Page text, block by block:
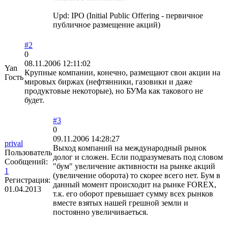
Upd: IPO (Initial Public Offering - первичное
публичное размещение акций)
Yan
Гость
#2
0
08.11.2006 12:11:02
Крупные компании, конечно, размещают свои акции на
мировых биржах (нефтянники, газовики и даже
продуктовые некоторые), но БУМа как такового не
будет.
prival
Пользователь
Сообщений:
1
Регистрация:
01.04.2013
#3
0
09.11.2006 14:28:27
Выход компаний на международный рынок
долог и сложен. Если подразумевать под словом
"бум" увеличение активности на рынке акций
(увеличение оборота) то скорее всего нет. Бум в
данный момент происходит на рынке FOREX,
т.к. его оборот превышает сумму всех рынков
вместе взятых нашей грешной земли и
постоянно увеличиваеться.